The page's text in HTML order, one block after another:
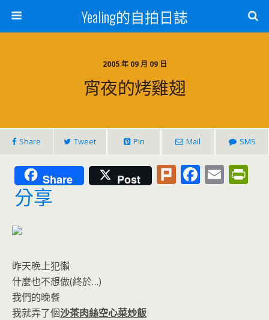
Yealing的自拍日誌
2005 年 09 月 09 日
宵夜的烤雞翅
Share Tweet Pin Mail SMS
Share Post Pl F E
分享
昨天晚上犯懶
什麼也不想做(終於…)
我們的晚餐
我就弄了個沙茶肉絲空心菜炒飯